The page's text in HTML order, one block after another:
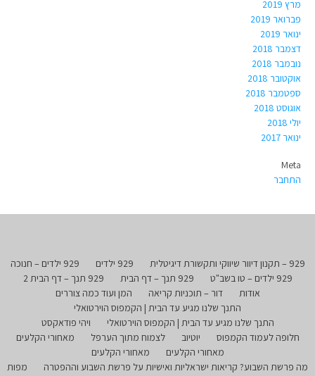
מרץ 2019
פברואר 2019
ינואר 2019
דצמבר 2018
נובמבר 2018
אוקטובר 2018
ספטמבר 2018
אוגוסט 2018
יולי 2018
ינואר 2017
Meta
התחבר
929 – תקנון דיוור שיווקי ותקשורת דיגיטלית 929 ילדים
929 ילדים – חנוכה
929 ילדים – טו בשב"ט
929 תנך – דף הבית
929 תנך – דף הבית 2
אודות
דור – תוכניות קריאה
המן ועוד כמה צוררים
התנך שלנו מגיע עד הבית | הקמפוס הוירטואלי
התנך שלנו מגיע עד הבית | הקמפוס הוירטואלי
ויהי פודאקסט
חלופה לעמוד הקמפוס
יוטיוב לצמוח מתוך הערפל
מאחורי הקלעים
מאחורי הקלעים
מאחורי הקלעים
מה פרשת השבוע? קריאות ישראליות ואישיות על פרשת השבוע וההפטרה
מפות